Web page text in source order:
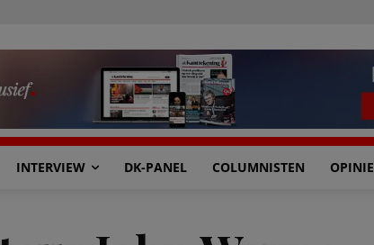
INTERVIEW DK-PANEL COLUMNISTEN OPINIE